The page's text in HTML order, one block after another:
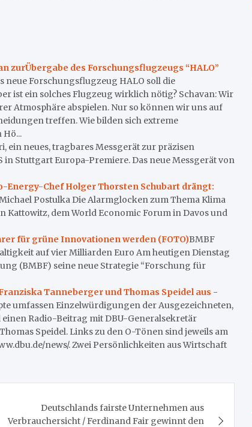
des Forschungsflugzeugs “HALO”
neue Forschungsflugzeug HALO soll die
ist ein solches Flugzeug wirklich nötig? Schavan: Wir
Atmosphäre abspielen. Nur so können wir uns auf
treffen. Wie bilden sich extreme
ein neues, tragbares Messgerät zur präzisen
Stuttgart Europa-Premiere. Das neue Messgerät von
Chef Holger Thorsten Schubart drängt:
Postulka Die Alarmglocken zum Thema Klima
dem World Economic Forum in Davos und
für grüne Innovationen werden (FOTO)BMBF
auf vier Milliarden Euro Am heutigen Dienstag
(BMBF) seine neue Strategie “Forschung für
Tanneberger und Thomas Speidel aus -
umfassen Einzelwürdigungen der Ausgezeichneten,
Radio-Beitrag mit DBU-Generalsekretär
Speidel. Links zu den O-Tönen sind jeweils am
news/. Zwei Persönlichkeiten aus Wirtschaft
Deutschlands fairste Unternehmen aus
Verbrauchersicht / Ferdinand Fair gewinnt den